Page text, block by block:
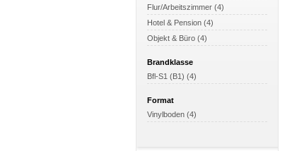
Flur/Arbeitszimmer (4)
Hotel & Pension (4)
Objekt & Büro (4)
Brandklasse
Bfl-S1 (B1) (4)
Format
Vinylboden (4)